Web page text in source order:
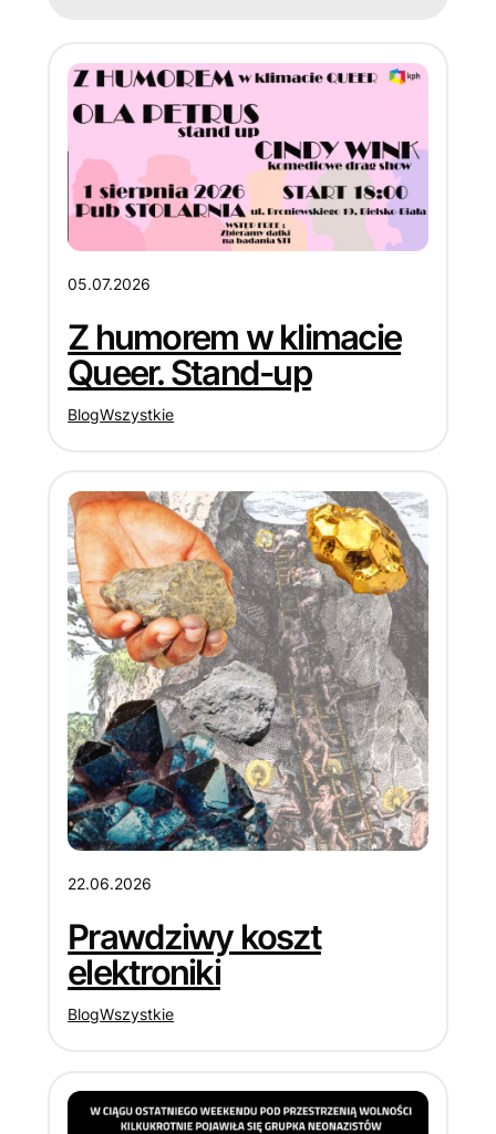
05.07.2026
Z humorem w klimacie
Queer. Stand-up
BlogWszystkie
22.06.2026
Prawdziwy koszt
elektroniki
BlogWszystkie